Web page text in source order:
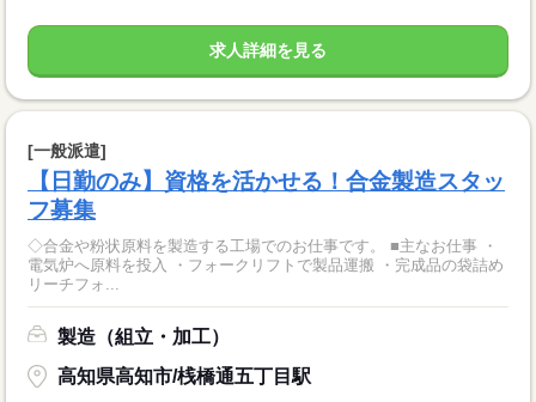
求人詳細を見る
[一般派遣]
【日勤のみ】資格を活かせる！合金製造スタッ
フ募集
◇合金や粉状原料を製造する工場でのお仕事です。 ■主なお仕事 ・
電気炉へ原料を投入 ・フォークリフトで製品運搬 ・完成品の袋詰め
リーチフォ...
製造（組立・加工）
高知県高知市/桟橋通五丁目駅